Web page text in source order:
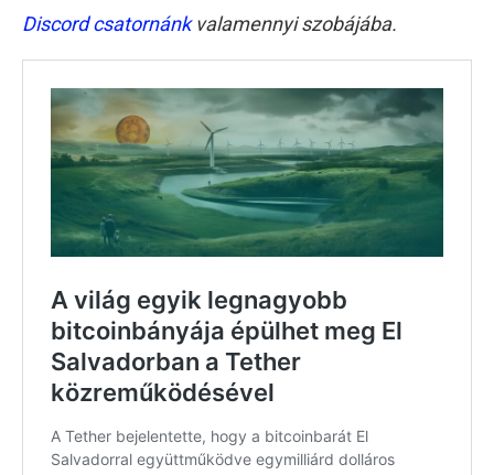
Discord csatornánkvalamennyi szobájába.